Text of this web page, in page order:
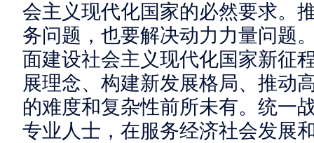
会主义现代化国家的必然要求。
务问题，也要解决动力力量问题
面建设社会主义现代化国家新征
展理念、构建新发展格局、推动
的难度和复杂性前所未有。统一
专业人士，在服务经济社会发展